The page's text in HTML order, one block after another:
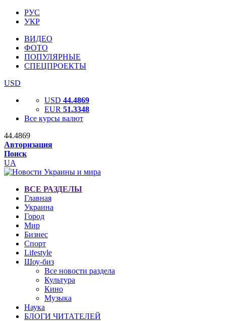
РУС
УКР
ВИДЕО
ФОТО
ПОПУЛЯРНЫЕ
СПЕЦПРОЕКТЫ
USD
USD 44.4869
EUR 51.3348
Все курсы валют
44.4869
Авторизация
Поиск
UA
ВСЕ РАЗДЕЛЫ
Главная
Украина
Город
Мир
Бизнес
Спорт
Lifestyle
Шоу-биз
Все новости раздела
Культура
Кино
Музыка
Наука
БЛОГИ ЧИТАТЕЛЕЙ